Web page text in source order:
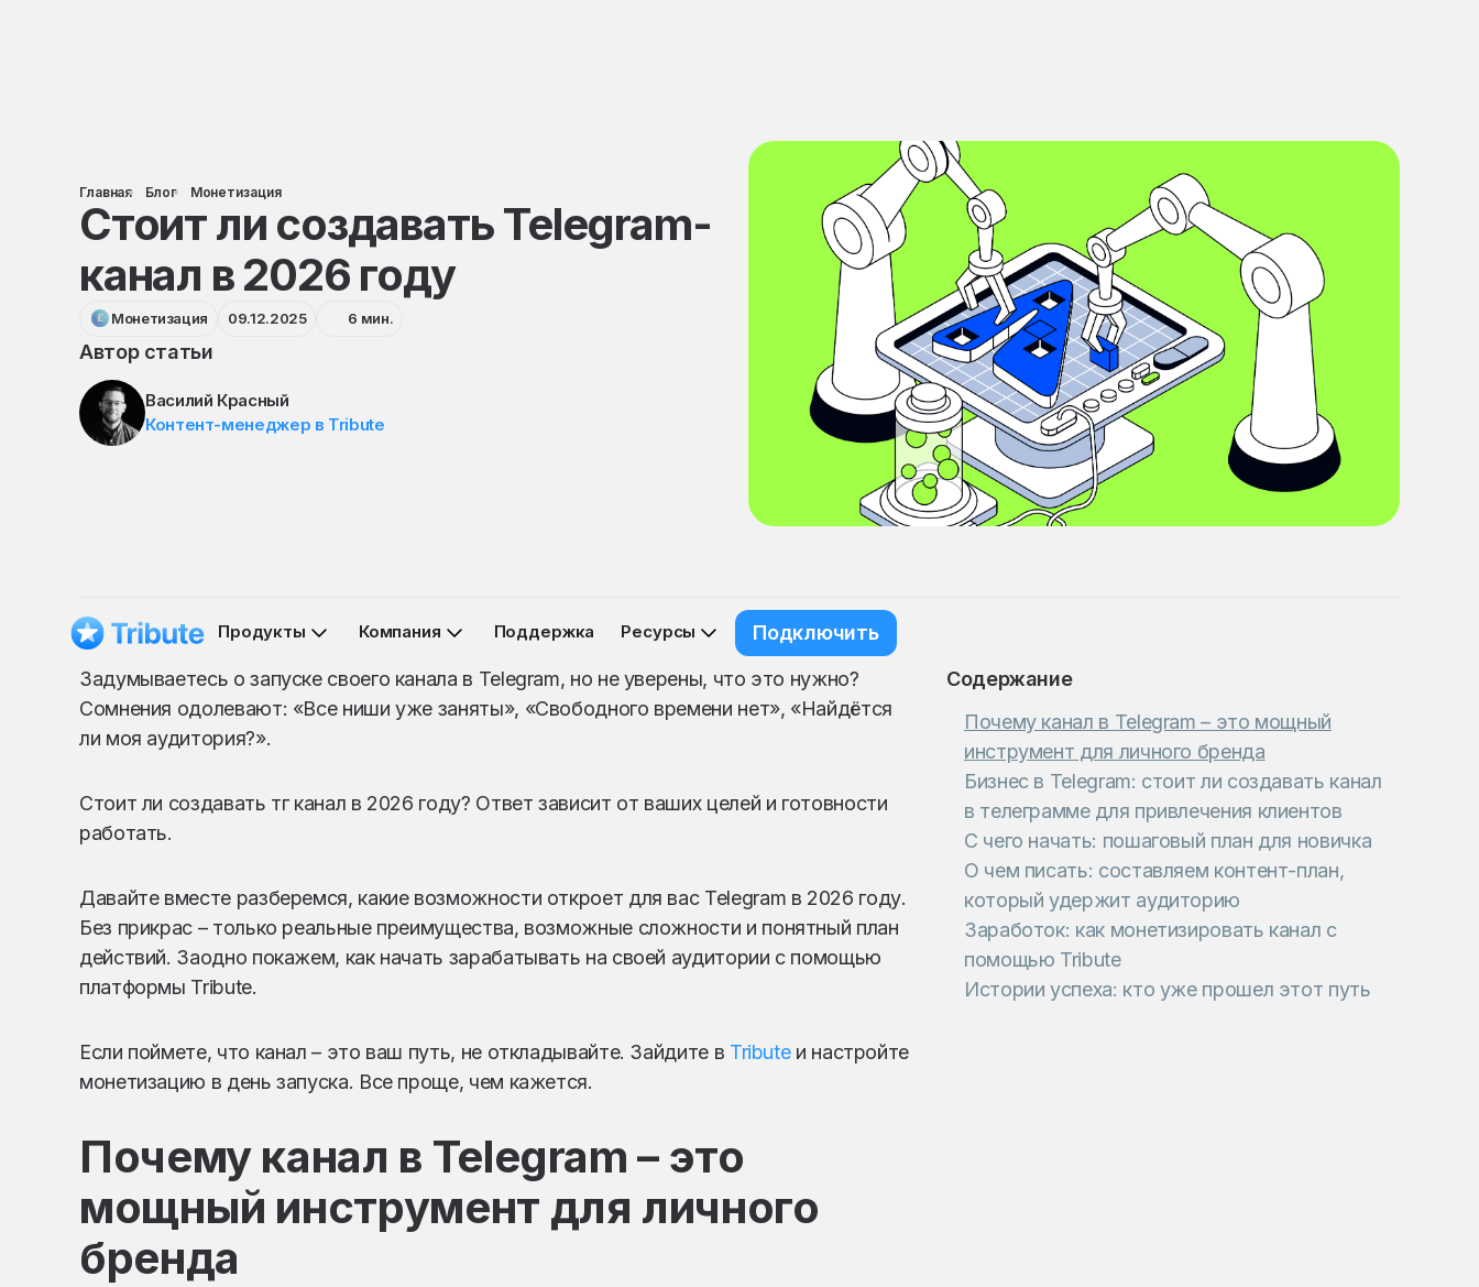
Главная Блог Монетизация
Стоит ли создавать Telegram-
канал в 2026 году
Монетизация 09.12.2025 6 мин.
Автор статьи
Василий Красный
Контент-менеджер в Tribute
Продукты Компания Поддержка Ресурсы
Подключить
Задумываетесь о запуске своего канала в Telegram, но не уверены, что это нужно?
Сомнения одолевают: «Все ниши уже заняты», «Свободного времени нет», «Найдётся
ли моя аудитория?».
Стоит ли создавать тг канал в 2026 году? Ответ зависит от ваших целей и готовности
работать.
Давайте вместе разберемся, какие возможности откроет для вас Telegram в 2026 году.
Без прикрас – только реальные преимущества, возможные сложности и понятный план
действий. Заодно покажем, как начать зарабатывать на своей аудитории с помощью
платформы Tribute.
Если поймете, что канал – это ваш путь, не откладывайте. Зайдите в Tributeи настройте
монетизацию в день запуска. Все проще, чем кажется.
Почему канал в Telegram – это
мощный инструмент для личного
бренда
Содержание
Почему канал в Telegram – это мощный
инструмент для личного бренда
Бизнес в Telegram: стоит ли создавать канал
в телеграмме для привлечения клиентов
С чего начать: пошаговый план для новичка
О чем писать: составляем контент-план,
который удержит аудиторию
Заработок: как монетизировать канал с
помощью Tribute
Истории успеха: кто уже прошел этот путь